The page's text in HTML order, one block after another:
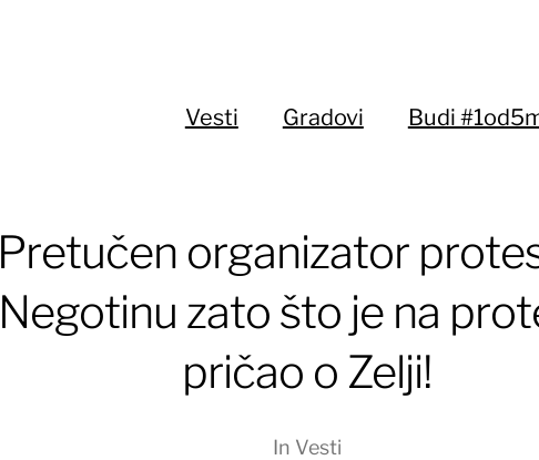
Vesti Gradovi Budi
Pretučen organizator
Negotinu zato što je na
pričao o Zelji!
In Vesti